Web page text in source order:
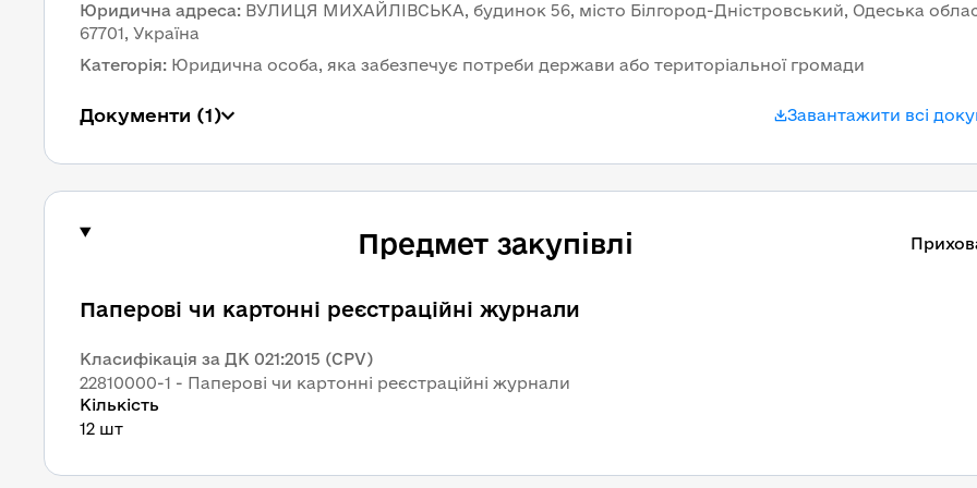
Юридична адреса: ВУЛИЦЯ МИХАЙЛІВСЬКА, будинок 56, місто Білгород-Дністровський, Одеська
67701, Україна
Категорія: Юридична особа, яка забезпечує потреби держави або територіальної громади
Документи (1) Завантажити всі
Предмет закупівлі
Паперові чи картонні реєстраційні журнали
Класифікація за ДК 021:2015 (CPV)
22810000-1 - Паперові чи картонні реєстраційні журнали
Кількість
12 шт